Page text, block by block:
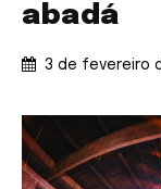
abadá
3 de fevereiro